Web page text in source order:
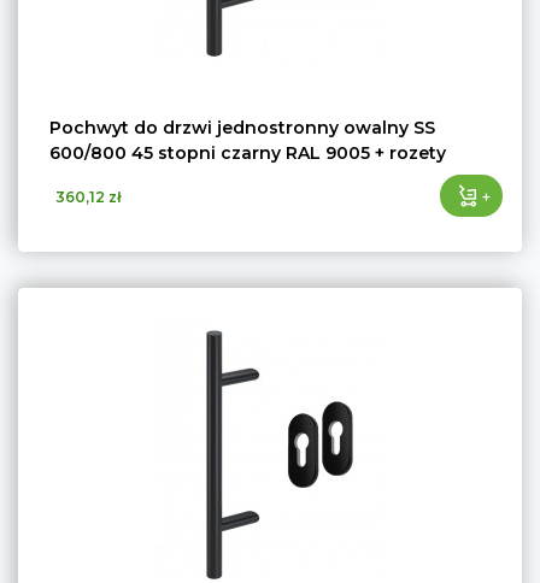
Pochwyt do drzwi jednostronny owalny SS
600/800 45 stopni czarny RAL 9005 + rozety
360,12 zł +